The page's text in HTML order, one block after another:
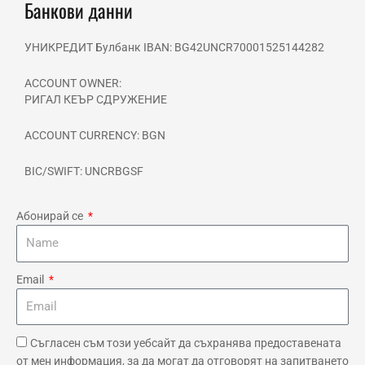
-
f
m
Банкови данни
УНИКРЕДИТ Булбанк IBAN: BG42UNCR70001525144282
ACCOUNT OWNER:
РИГАЛ КЕЪР СДРУЖЕНИЕ
ACCOUNT CURRENCY: BGN
BIC/SWIFT: UNCRBGSF
Абонирай се
Email
Съгласен съм този уебсайт да съхранява предоставената
от мен информация, за да могат да отговорят на запитването